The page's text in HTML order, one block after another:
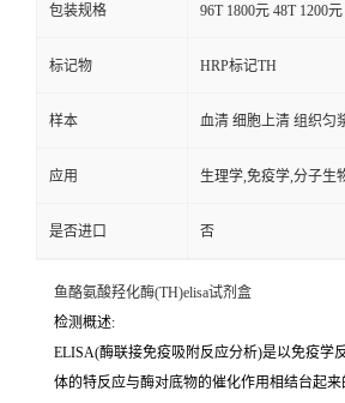
包装规格 96T 1800元 48T 1200元
标记物 HRP标记TH
样本 血清 细胞上清 组织匀
应用 生理学,免疫学,分子生
是否进口 否
鱼酪氨酸羟化酶(TH)elisa试剂盒
检测概述:
ELISA(酶联接免疫吸附反应分析)是以免疫学
体的特反应与酶对底物的催化作用相结台起